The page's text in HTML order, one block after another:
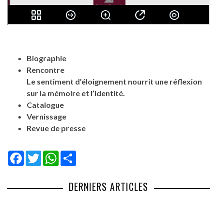
Biographie
Rencontre
Le sentiment d’éloignement nourrit une réflexion
sur la mémoire et l’identité.
Catalogue
Vernissage
Revue de presse
Facebook
TwitterWhatsApp
DERNIERS ARTICLES